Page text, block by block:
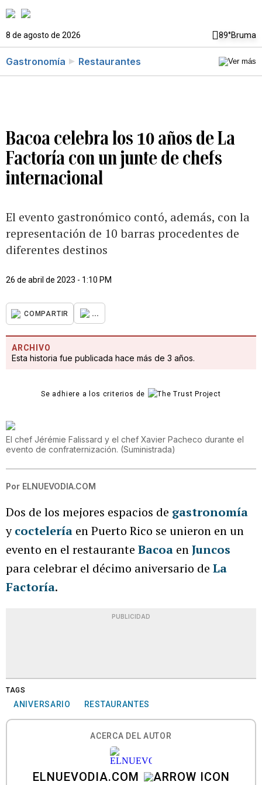
8 de agosto de 2026 89°Bruma
Gastronomía Restaurantes
Bacoa celebra los 10 años de La
Factoría con un junte de chefs
internacional
El evento gastronómico contó, además, con la
representación de 10 barras procedentes de
diferentes destinos
26 de abril de 2023 - 1:10 PM
COMPARTIR ...
ARCHIVO
Esta historia fue publicada hace más de 3 años.
Se adhiere a los criterios de
El chef Jérémie Falissard y el chef Xavier Pacheco durante el
evento de confraternización. (Suministrada)
Por ELNUEVODIA.COM
Dos de los mejores espacios de gastronomía
ycoctelería en Puerto Rico se unieron en un
evento en el restaurante Bacoa enJuncos
para celebrar el décimo aniversario de La
Factoría.
PUBLICIDAD
TAGS
ANIVERSARIO RESTAURANTES
ACERCA DEL AUTOR
ELNUEVODIA.COM